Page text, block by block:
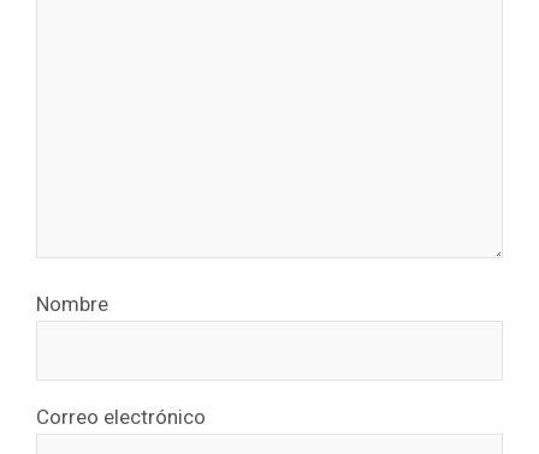
Nombre
Correo electrónico